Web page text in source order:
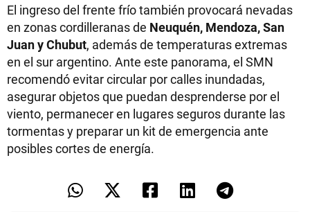
El ingreso del frente frío también provocará nevadas
en zonas cordilleranas de Neuquén, Mendoza, San
Juan y Chubut, además de temperaturas extremas
en el sur argentino. Ante este panorama, el SMN
recomendó evitar circular por calles inundadas,
asegurar objetos que puedan desprenderse por el
viento, permanecer en lugares seguros durante las
tormentas y preparar un kit de emergencia ante
posibles cortes de energía.